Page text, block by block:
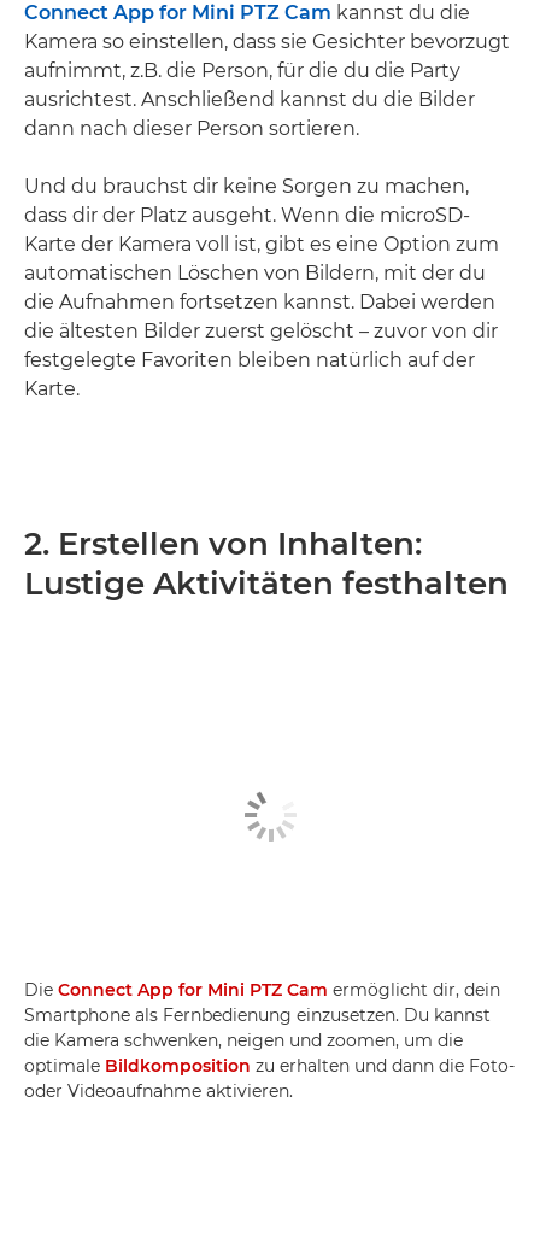
Connect App for Mini PTZ Cam kannst du die
Kamera so einstellen, dass sie Gesichter bevorzugt
aufnimmt, z.B. die Person, für die du die Party
ausrichtest. Anschließend kannst du die Bilder
dann nach dieser Person sortieren.
Und du brauchst dir keine Sorgen zu machen,
dass dir der Platz ausgeht. Wenn die microSD-
Karte der Kamera voll ist, gibt es eine Option zum
automatischen Löschen von Bildern, mit der du
die Aufnahmen fortsetzen kannst. Dabei werden
die ältesten Bilder zuerst gelöscht – zuvor von dir
festgelegte Favoriten bleiben natürlich auf der
Karte.
2. Erstellen von Inhalten:
Lustige Aktivitäten festhalten
Die Connect App for Mini PTZ Cam ermöglicht dir, dein
Smartphone als Fernbedienung einzusetzen. Du kannst
die Kamera schwenken, neigen und zoomen, um die
optimale Bildkomposition zu erhalten und dann die Foto-
oder Videoaufnahme aktivieren.